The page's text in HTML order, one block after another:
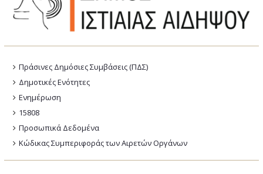
Πράσινες Δημόσιες Συμβάσεις (ΠΔΣ)
Δημοτικές Ενότητες
Ενημέρωση
15808
Προσωπικά Δεδομένα
Κώδικας Συμπεριφοράς των Αιρετών Οργάνων